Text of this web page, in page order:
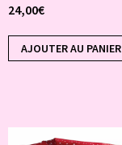
24,00€
AJOUTER AU PANIER